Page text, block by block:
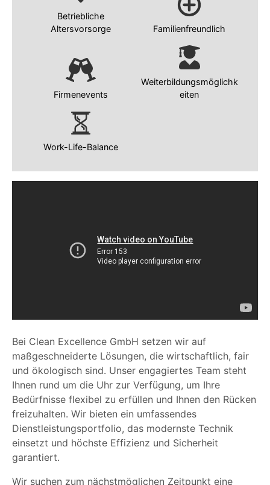
Bei Clean Excellence GmbH setzen wir auf
maßgeschneiderte Lösungen, die wirtschaftlich, fair
und ökologisch sind. Unser engagiertes Team steht
Ihnen rund um die Uhr zur Verfügung, um Ihre
Bedürfnisse flexibel zu erfüllen und Ihnen den Rücken
freizuhalten. Wir bieten ein umfassendes
Dienstleistungsportfolio, das modernste Technik
einsetzt und höchste Effizienz und Sicherheit
garantiert.
Wir suchen zum nächstmöglichen Zeitpunkt eine
Betriebliche
Altersvorsorge
Familienfreundlich
Firmenevents
Weiterbildungsmöglichk
eiten
Work-Life-Balance